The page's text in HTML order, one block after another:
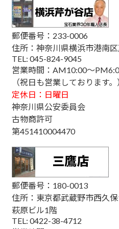
郵便番号：233-0006
住所：神奈川県横浜市港南
TEL: 045-824-9045
営業時間：AM10:00～
（祝日も営業しております。
定休日：日曜日
神奈川県公安委員会
古物商許可
第451410004470
郵便番号：180-0013
住所：東京都武蔵野市西久
萩原ビル1階
TEL: 0422-38-4712